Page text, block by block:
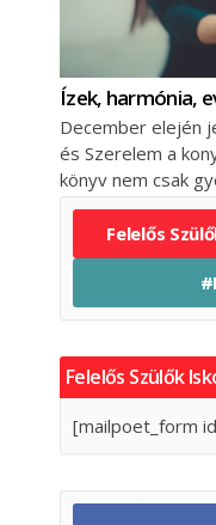
Ízek, harmónia,
December elején
és Szerelem a
könyv nem csak
Felelős
Felelős Szülők
[mailpoet_form